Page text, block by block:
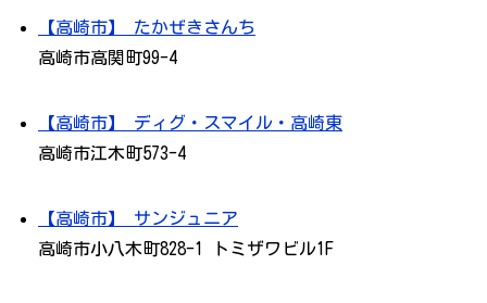
【高崎市】 たかぜきさんち
高崎市高関町99-4
【高崎市】 ディグ・スマイル・高崎東
高崎市江木町573-4
【高崎市】 サンジュニア
高崎市小八木町828-1 トミザワビル1F